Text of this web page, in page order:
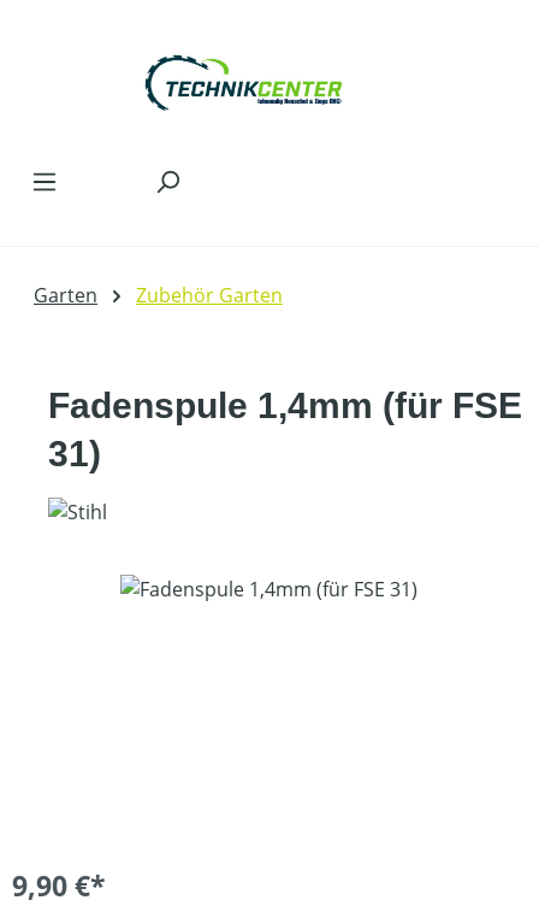
Garten Zubehör Garten
Fadenspule 1,4mm (für FSE
31)
Bildergalerie überspringen
9,90 €*